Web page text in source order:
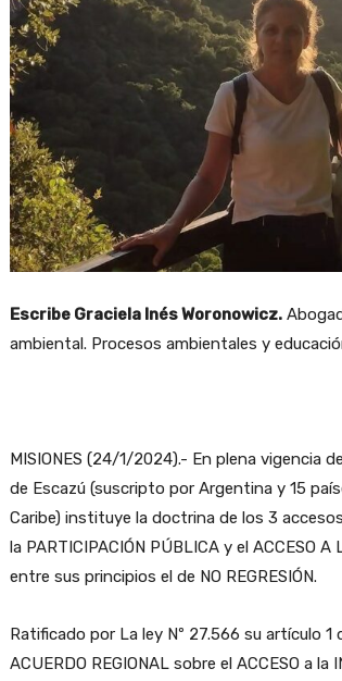
Escribe Graciela Inés Woronowicz.
ambiental. Procesos ambientales y
MISIONES (24/1/2024).- En plena vigencia
de Escazú (suscripto por Argentina y 15
Caribe) instituye la doctrina de los 3
la PARTICIPACIÓN PÚBLICA y el ACCESO
entre sus principios el de NO REGRESIÓN.
Ratificado por La ley Nº 27.566 su artículo 1
ACUERDO REGIONAL sobre el ACCESO a la